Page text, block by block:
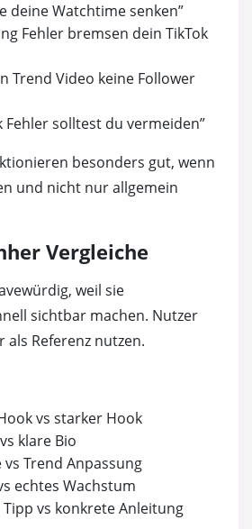
deine Watchtime senken”
Fehler bremsen dein TikTok
Trend Video keine Follower
Fehler solltest du vermeiden”
besonders gut, wenn
und nicht nur allgemein
Vergleiche
weil sie
sichtbar machen. Nutzer
als Referenz nutzen.
vs starker Hook
klare Bio
vs Trend Anpassung
echtes Wachstum
vs konkrete Anleitung